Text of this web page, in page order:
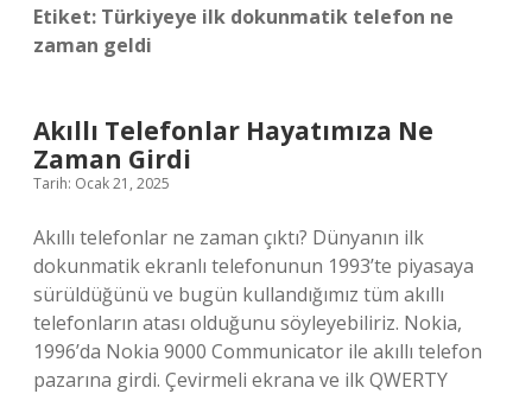
Etiket: Türkiyeye ilk dokunmatik telefon ne
zaman geldi
Akıllı Telefonlar Hayatımıza Ne
Zaman Girdi
Tarih: Ocak 21, 2025
Akıllı telefonlar ne zaman çıktı? Dünyanın ilk
dokunmatik ekranlı telefonunun 1993’te piyasaya
sürüldüğünü ve bugün kullandığımız tüm akıllı
telefonların atası olduğunu söyleyebiliriz. Nokia,
1996’da Nokia 9000 Communicator ile akıllı telefon
pazarına girdi. Çevirmeli ekrana ve ilk QWERTY